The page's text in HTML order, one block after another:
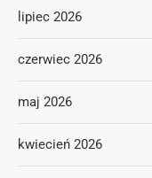
lipiec 2026
czerwiec 2026
maj 2026
kwiecień 2026